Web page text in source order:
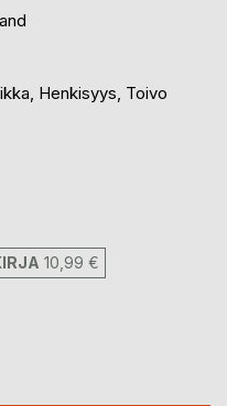
Henkisyys, Toivo
10,99 €